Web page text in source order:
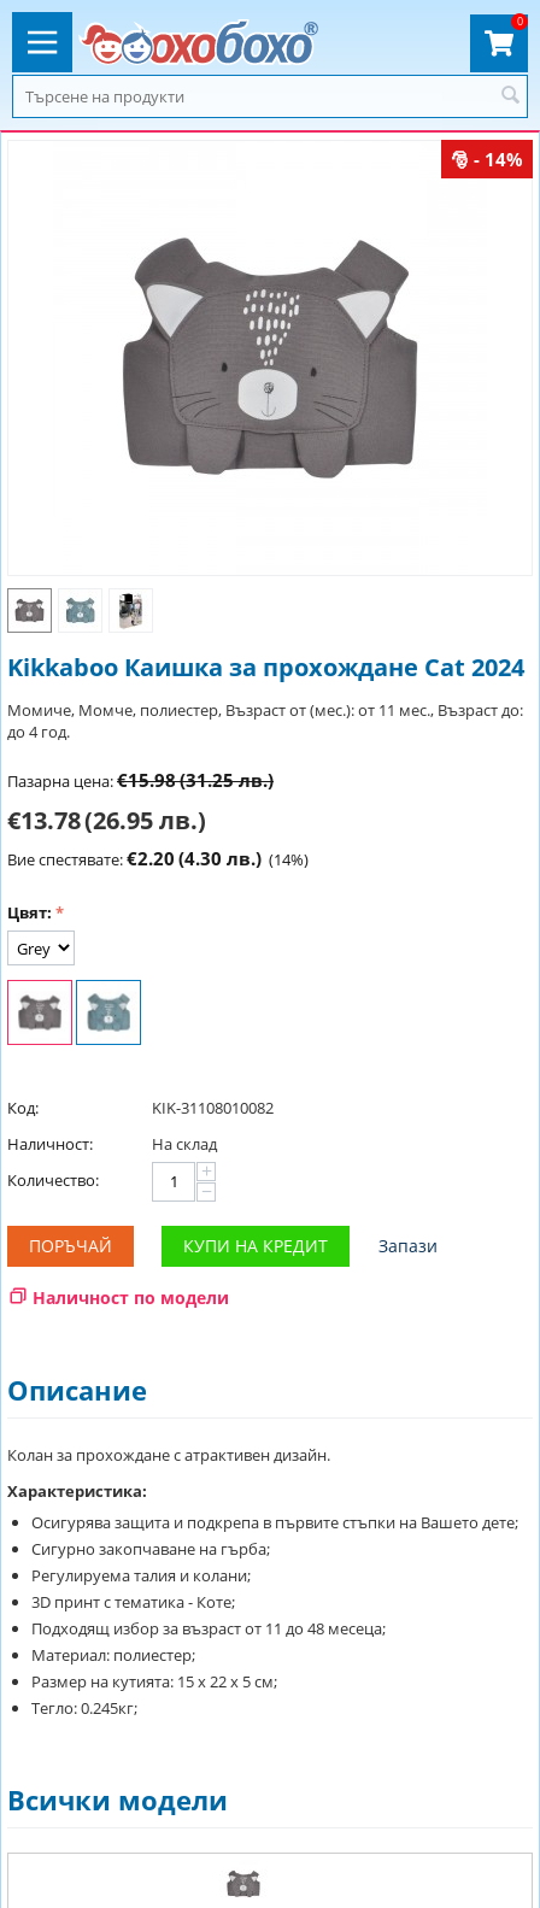
0
- 14%
Kikkaboo Каишка за прохождане Cat 2024
Момиче, Момче, полиестер, Възраст от (мес.): от 11 мес., Възраст до:
до 4 год.
Пазарна цена:€15.98(31.25 лв.)
€13.78(26.95 лв.)
Вие спестявате:€2.20 (4.30 лв.) (14%)
Цвят:
Код:
KIK-31108010082
Наличност:
На склад
Количество:
+
−
ПОРЪЧАЙ КУПИ НА КРЕДИТ Запази
Наличност по модели
Описание
Колан за прохождане с атрактивен дизайн.
Характеристика:
Осигурява защита и подкрепа в първите стъпки на Вашето дете;
Сигурно закопчаване на гърба;
Регулируема талия и колани;
3D принт с тематика - Коте;
Подходящ избор за възраст от 11 до 48 месеца;
Материал: полиестер;
Размер на кутията: 15 х 22 х 5 см;
Тегло: 0.245кг;
Всички модели